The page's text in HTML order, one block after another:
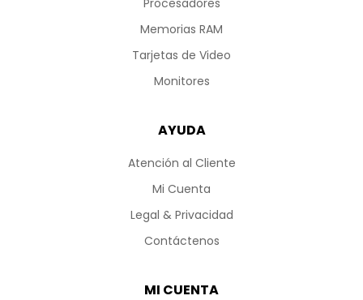
Procesadores
Memorias RAM
Tarjetas de Video
Monitores
AYUDA
Atención al Cliente
Mi Cuenta
Legal & Privacidad
Contáctenos
MI CUENTA